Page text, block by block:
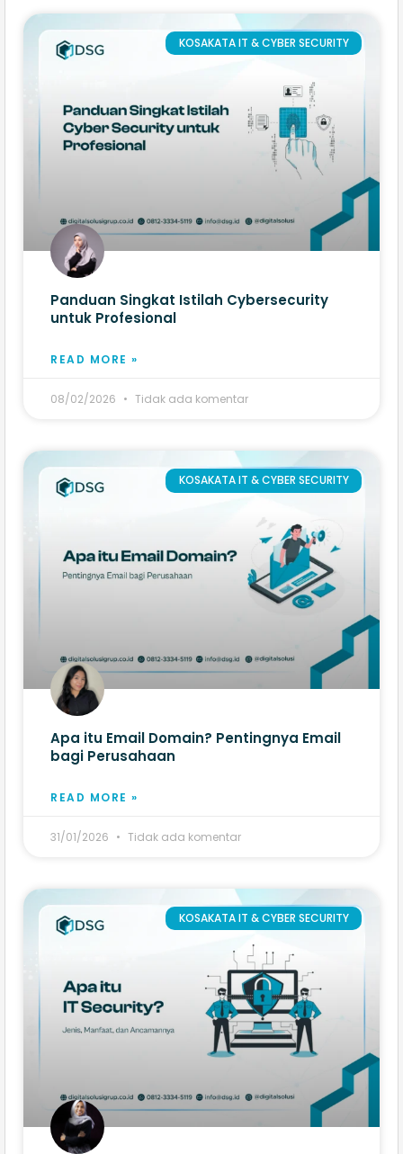
KOSAKATA IT & CYBER SECURITY
Panduan Singkat Istilah Cybersecurity
untuk Profesional
READ MORE »
08/02/2026 Tidak ada komentar
KOSAKATA IT & CYBER SECURITY
Apa itu Email Domain? Pentingnya Email
bagi Perusahaan
READ MORE »
31/01/2026 Tidak ada komentar
KOSAKATA IT & CYBER SECURITY